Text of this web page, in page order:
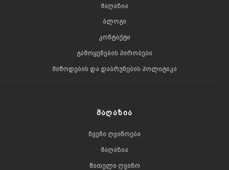
ᲛᲐᲦᲐᲖᲘᲐ
ᲑᲚᲝᲒᲘ
ᲙᲝᲜᲢᲐᲥᲢᲘ
ᲒᲐᲛᲝᲧᲔᲜᲔᲑᲘᲡ ᲞᲘᲠᲝᲑᲔᲑᲘ
ᲛᲘᲬᲝᲓᲔᲑᲘᲡ ᲓᲐ ᲓᲐᲑᲠᲣᲜᲔᲑᲘᲡ ᲞᲝᲚᲘᲢᲘᲙᲐ
ᲛᲐᲦᲐᲖᲘᲐ
ᲩᲕᲔᲜᲘ ᲦᲕᲘᲜᲝᲔᲑᲘ
ᲛᲐᲦᲐᲖᲘᲐ
ᲬᲘᲗᲔᲚᲘ ᲦᲕᲘᲜᲝ